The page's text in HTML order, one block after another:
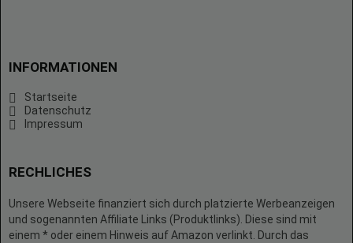
INFORMATIONEN
Startseite
Datenschutz
Impressum
RECHLICHES
Unsere Webseite finanziert sich durch platzierte Werbeanzeigen
und sogenannten Affiliate Links (Produktlinks). Diese sind mit
einem * oder einem Hinweis auf Amazon verlinkt. Durch das